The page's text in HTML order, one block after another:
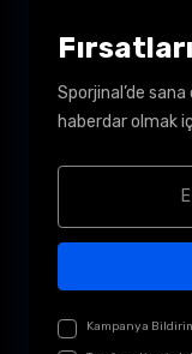
Sporjinal’de
haberdar olmak
Kampanya